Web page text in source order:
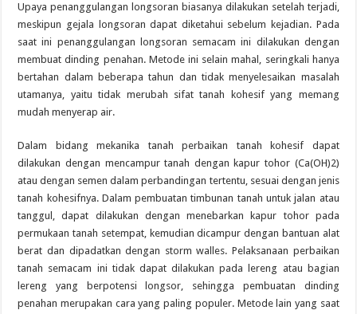
Upaya penanggulangan longsoran biasanya dilakukan setelah terjadi,
meskipun gejala longsoran dapat diketahui sebelum kejadian. Pada
saat ini penanggulangan longsoran semacam ini dilakukan dengan
membuat dinding penahan. Metode ini selain mahal, seringkali hanya
bertahan dalam beberapa tahun dan tidak menyelesaikan masalah
utamanya, yaitu tidak merubah sifat tanah kohesif yang memang
mudah menyerap air.
Dalam bidang mekanika tanah perbaikan tanah kohesif dapat
dilakukan dengan mencampur tanah dengan kapur tohor (Ca(OH)2)
atau dengan semen dalam perbandingan tertentu, sesuai dengan jenis
tanah kohesifnya. Dalam pembuatan timbunan tanah untuk jalan atau
tanggul, dapat dilakukan dengan menebarkan kapur tohor pada
permukaan tanah setempat, kemudian dicampur dengan bantuan alat
berat dan dipadatkan dengan storm walles. Pelaksanaan perbaikan
tanah semacam ini tidak dapat dilakukan pada lereng atau bagian
lereng yang berpotensi longsor, sehingga pembuatan dinding
penahan merupakan cara yang paling populer. Metode lain yang saat